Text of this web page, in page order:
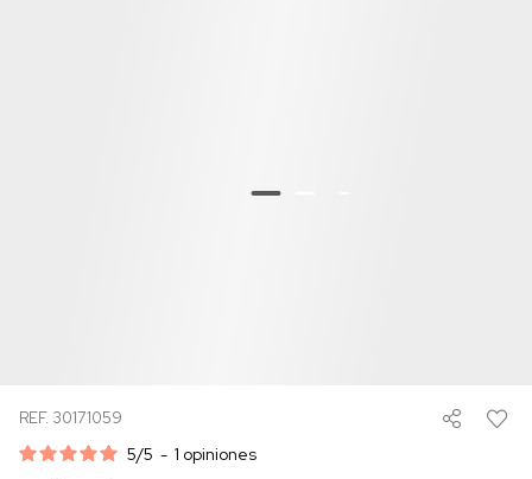
REF. 30171059
5/5 - 1 opiniones